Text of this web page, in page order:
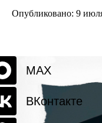
Опубликовано: 9
MAX
ВКонтакте